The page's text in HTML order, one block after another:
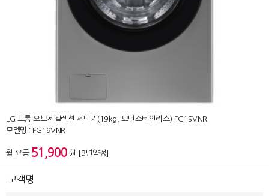
LG 트롬 오브제컬렉션 세탁기(19kg, 모던스테인리스) FG19VNR
모델명 : FG19VNR
월 요금 51,900 원 [3년약정]
고객명